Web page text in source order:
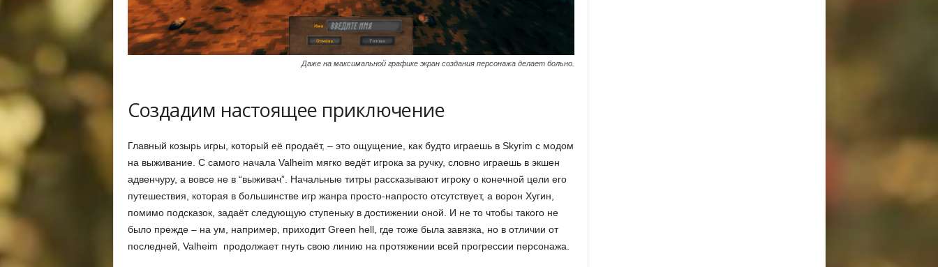
Даже на максимальной графике экран создания персонажа делает больно.
Создадим настоящее приключение
Главный козырь игры, который её продаёт, – это ощущение, как будто играешь в Skyrim с модом
на выживание. С самого начала Valheim мягко ведёт игрока за ручку, словно играешь в экшен
адвенчуру, а вовсе не в “выживач”. Начальные титры рассказывают игроку о конечной цели его
путешествия, которая в большинстве игр жанра просто-напросто отсутствует, а ворон Хугин,
помимо подсказок, задаёт следующую ступеньку в достижении оной. И не то чтобы такого не
было прежде – на ум, например, приходит Green hell, где тоже была завязка, но в отличии от
последней, Valheim продолжает гнуть свою линию на протяжении всей прогрессии персонажа.